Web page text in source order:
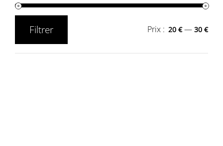
Filtrer Prix : 20 €—30 €